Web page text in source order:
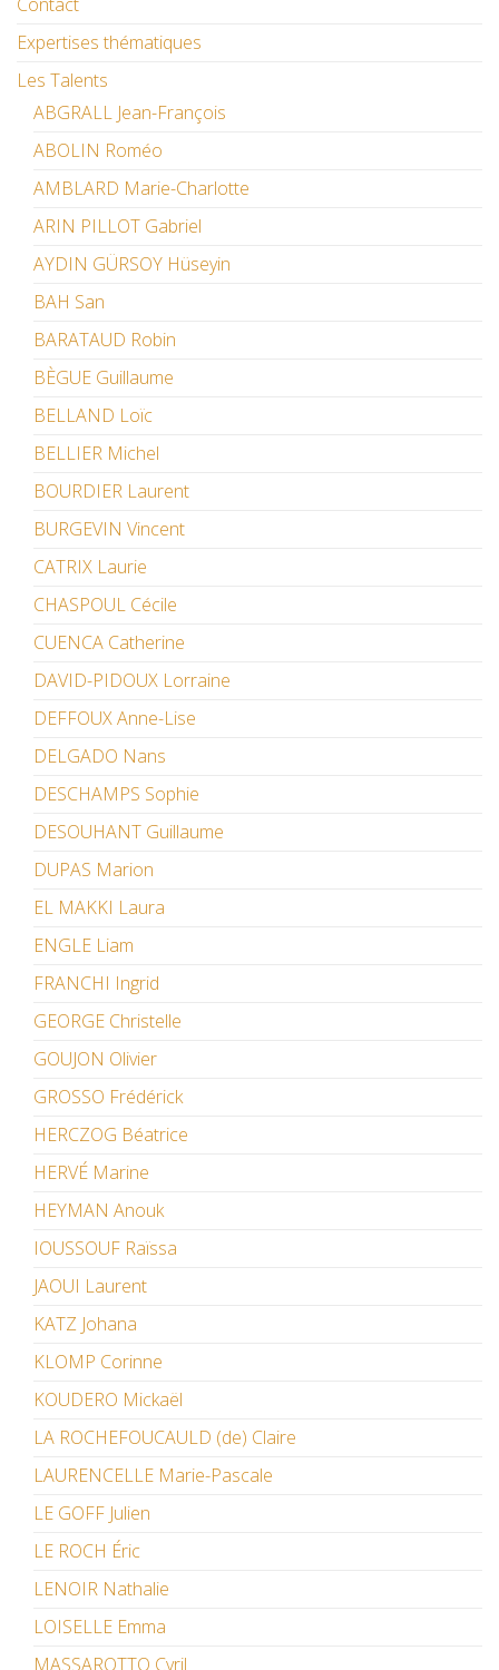
Expertises thématiques
Les Talents
ABGRALL Jean-François
ABOLIN Roméo
AMBLARD Marie-Charlotte
ARIN PILLOT Gabriel
AYDIN GÜRSOY Hüseyin
BAH San
BARATAUD Robin
BÈGUE Guillaume
BELLAND Loïc
BELLIER Michel
BOURDIER Laurent
BURGEVIN Vincent
CATRIX Laurie
CHASPOUL Cécile
CUENCA Catherine
DAVID-PIDOUX Lorraine
DEFFOUX Anne-Lise
DELGADO Nans
DESCHAMPS Sophie
DESOUHANT Guillaume
DUPAS Marion
EL MAKKI Laura
ENGLE Liam
FRANCHI Ingrid
GEORGE Christelle
GOUJON Olivier
GROSSO Frédérick
HERCZOG Béatrice
HERVÉ Marine
HEYMAN Anouk
IOUSSOUF Raïssa
JAOUI Laurent
KATZ Johana
KLOMP Corinne
KOUDERO Mickaël
LA ROCHEFOUCAULD (de) Claire
LAURENCELLE Marie-Pascale
LE GOFF Julien
LE ROCH Éric
LENOIR Nathalie
LOISELLE Emma
MASSAROTTO Cyril